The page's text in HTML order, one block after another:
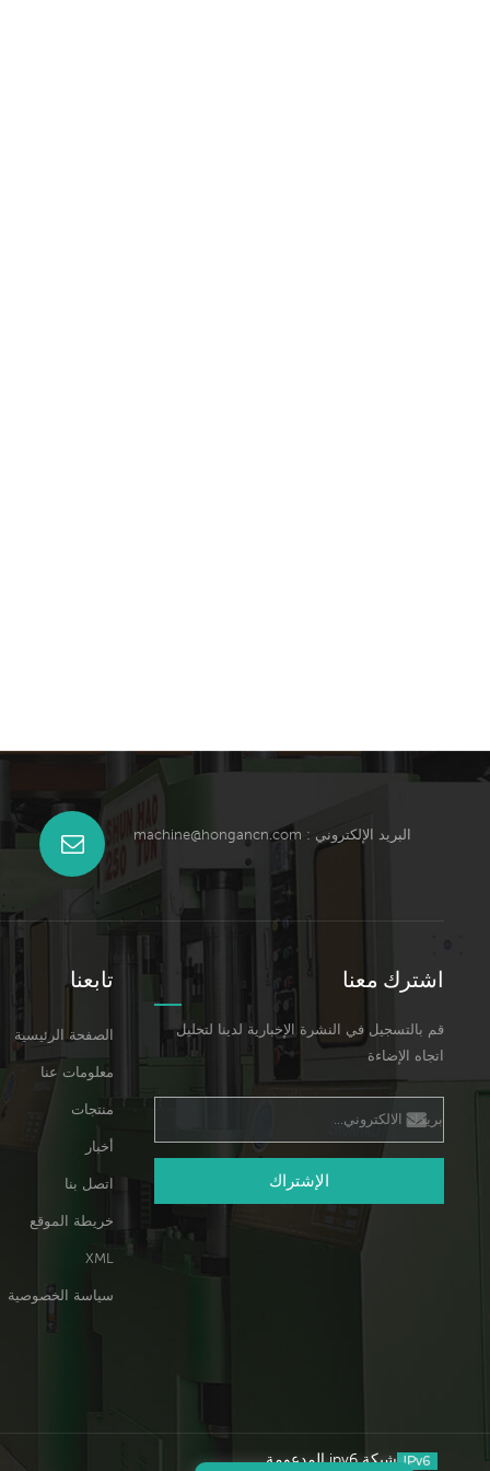
البريد الإلكتروني : machine@hongancn.com
تابعنا
الصفحة الرئيسية
معلومات عنا
منتجات
أخبار
اتصل بنا
خريطة الموقع
XML
سياسة الخصوصية
اشترك معنا
قم بالتسجيل في النشرة الإخبارية لدينا لتحليل
اتجاه الإضاءة
الإشتراك
شبكة ipv6 المدعومة